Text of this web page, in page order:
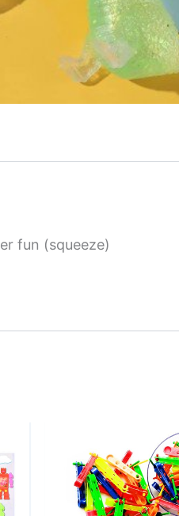
fun (squeeze)